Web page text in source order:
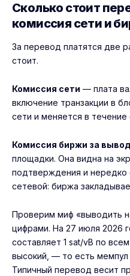
Сколько стоит
комиссия сети и
За перевод платятся две
стоит.
Комиссия сети — плата
включение транзакции в
сети и меняется в течение
Комиссия биржи за вывод
площадки. Она видна на
подтверждения и нередко
сетевой: биржа
Проверим миф «выводить
цифрами. На 27 июля 2026
составляет 1 sat/vB по
высокий, — то есть мемпул
Типичный перевод весит